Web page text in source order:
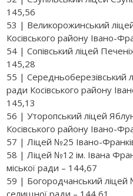
145,56
53 | Великорожинський
Косівського району Івано-
54 | Сопівський ліцей
145,28
55 | Середньоберезівський
ради Косівського району
145,13
56 | Уторопський ліцей
Косівського району Івано-
57 | Ліцей №25 Івано-
58 | Ліцей №12 ім. Івана
міської ради – 144,67
59 | Богородчанський ліцей
селищної ради – 144,61